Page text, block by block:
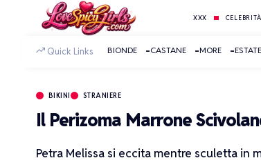
XXX CELEBRITÀ
Quick Links BIONDE CASTANE MORE ESTATE
BIKINI STRANIERE
Il Perizoma Marrone
Petra Melissa si eccita mentre sculetta